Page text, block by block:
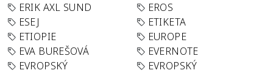
ERIK AXL SUND
EROS
ESEJ
ETIKETA
ETIOPIE
EUROPE
EVA BUREŠOVÁ
EVERNOTE
EVROPSKÝ
EVROPSKÝ